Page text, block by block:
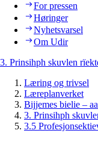
For pressen
Høringer
Nyhetsvarsel
Om Udir
3. Prinsihph skuvlen
Læring og trivsel
Læreplanverket
Bijjemes bielie –
3. Prinsihph
3.5